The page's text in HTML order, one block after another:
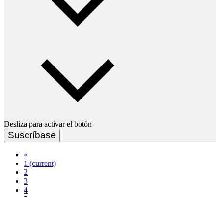
Desliza para activar el botón
Suscríbase
«
1 (current)
2
3
4